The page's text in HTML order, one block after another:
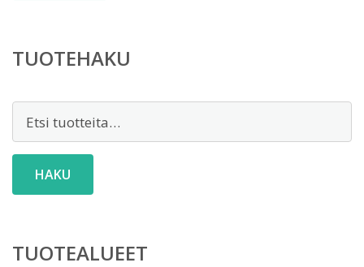
TUOTEHAKU
HAKU
TUOTEALUEET